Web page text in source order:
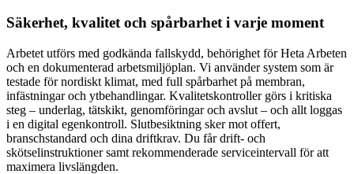
Säkerhet, kvalitet och spårbarhet i varje moment
Arbetet utförs med godkända fallskydd, behörighet för Heta Arbeten
och en dokumenterad arbetsmiljöplan. Vi använder system som är
testade för nordiskt klimat, med full spårbarhet på membran,
infästningar och ytbehandlingar. Kvalitetskontroller görs i kritiska
steg – underlag, tätskikt, genomföringar och avslut – och allt loggas
i en digital egenkontroll. Slutbesiktning sker mot offert,
branschstandard och dina driftkrav. Du får drift- och
skötselinstruktioner samt rekommenderade serviceintervall för att
maximera livslängden.